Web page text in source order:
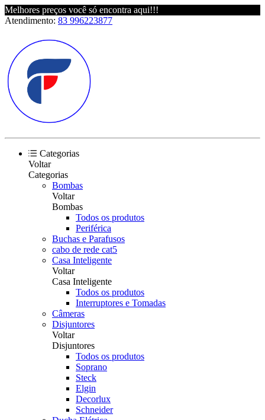
Melhores preços você só encontra aqui!!!
Atendimento: 83 996223877
Categorias
Voltar
Categorias
Bombas
Voltar
Bombas
Todos os produtos
Periférica
Buchas e Parafusos
cabo de rede cat5
Casa Inteligente
Voltar
Casa Inteligente
Todos os produtos
Interruptores e Tomadas
Câmeras
Disjuntores
Voltar
Disjuntores
Todos os produtos
Soprano
Steck
Elgin
Decorlux
Schneider